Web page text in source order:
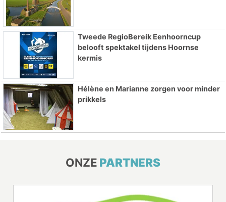
Tweede RegioBereik Eenhoorncup
belooft spektakel tijdens Hoornse
kermis
Hélène en Marianne zorgen voor minder
prikkels
ONZE PARTNERS